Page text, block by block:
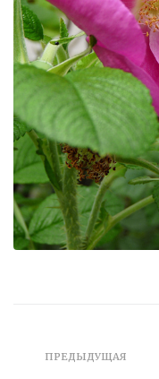
ПРЕДЫДУЩАЯ